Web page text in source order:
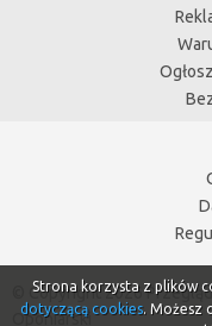
© Copyright 2026 Przegląd
Oponiarski
Strona korzysta z plików
dotyczącą cookies. Możesz